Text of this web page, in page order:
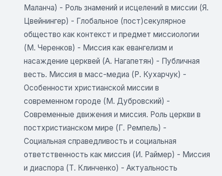
Маланча) - Роль знамений и исцелений в миссии (Я.
Цвейнингер) - Глобальное (пост)секулярное
общество как контекст и предмет миссиологии
(М. Черенков) - Миссия как евангелизм и
насаждение церквей (А. Нагапетян) - Публичная
весть. Миссия в масс-медиа (Р. Кухарчук) -
Особенности христианской миссии в
современном городе (М. Дубровский) -
Современные движения и миссия. Роль церкви в
постхристианском мире (Г. Ремпель) -
Социальная справедливость и социальная
ответственность как миссия (И. Раймер) - Миссия
и диаспора (Т. Клинченко) - Актуальность